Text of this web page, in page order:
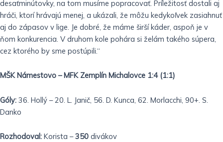
desaťminútovky, na tom musíme popracovať. Príležitosť dostali aj
hráči, ktorí hrávajú menej, a ukázali, že môžu kedykoľvek zasiahnuť
aj do zápasov v lige. Je dobré, že máme širší káder, aspoň je v
ňom konkurencia. V druhom kole pohára si želám takého súpera,
cez ktorého by sme postúpili.“
MŠK Námestovo – MFK Zemplín Michalovce 1:4 (1:1)
Góly: 36. Hollý – 20. L. Janič, 56. D. Kunca, 62. Morlacchi, 90+. S.
Danko
Rozhodoval: Korista –350 divákov